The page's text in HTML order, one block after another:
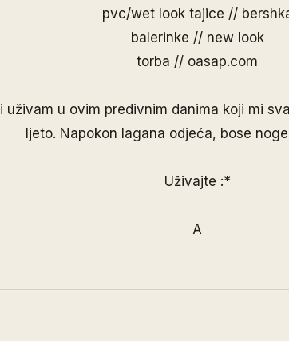
pvc/wet look tajice //
balerinke // new look
torba // oasap.com
uživam u ovim predivnim danima koji mi
ljeto. Napokon lagana odjeća, bose
Uživajte :*
A